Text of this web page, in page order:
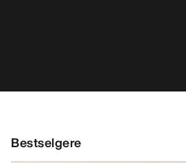
Bestselgere